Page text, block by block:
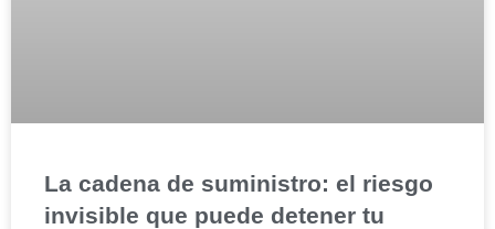
La cadena de suministro: el riesgo
invisible que puede detener tu